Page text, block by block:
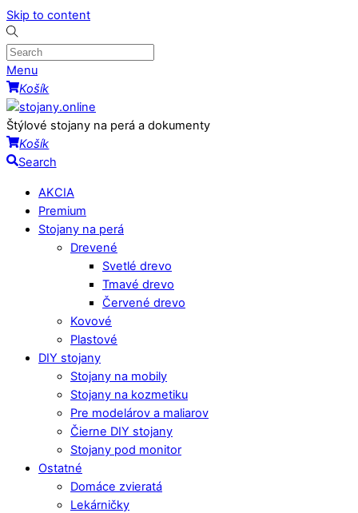
Skip to content
Menu
Košík
Štýlové stojany na perá a dokumenty
Košík
Search
AKCIA
Premium
Stojany na perá
Drevené
Svetlé drevo
Tmavé drevo
Červené drevo
Kovové
Plastové
DIY stojany
Stojany na mobily
Stojany na kozmetiku
Pre modelárov a maliarov
Čierne DIY stojany
Stojany pod monitor
Ostatné
Domáce zvieratá
Lekárničky